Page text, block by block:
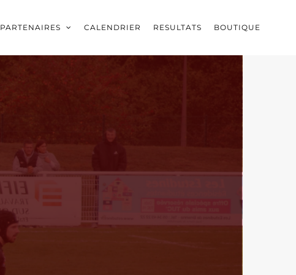
PARTENAIRES CALENDRIER RESULTATS BOUTIQUE